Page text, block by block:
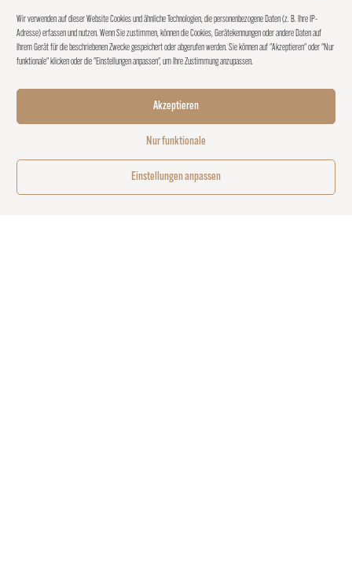
Wir verwenden auf dieser Website Cookies und ähnliche Technologien, die personenbezogene Daten (z. B. Ihre IP-
Adresse) erfassen und nutzen. Wenn Sie zustimmen, können die Cookies, Gerätekennungen oder andere Daten auf
Ihrem Gerät für die beschriebenen Zwecke gespeichert oder abgerufen werden. Sie können auf "Akzeptieren" oder "Nur
funktionale" klicken oder die "Einstellungen anpassen", um Ihre Zustimmung anzupassen.
Akzeptieren
Nur funktionale
Einstellungen anpassen